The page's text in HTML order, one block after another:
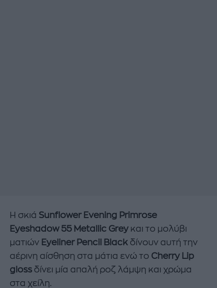
Η σκιά Sunflower Evening Primrose
Eyeshadow 55 Metallic Greyκαι το μολύβι
ματιών Eyeliner Pencil Black δίνουν αυτή την
αέρινη αίσθηση στα μάτια ενώ το Cherry Lip
gloss δίνει μία απαλή ροζ λάμψη και χρώμα
στα χείλη.